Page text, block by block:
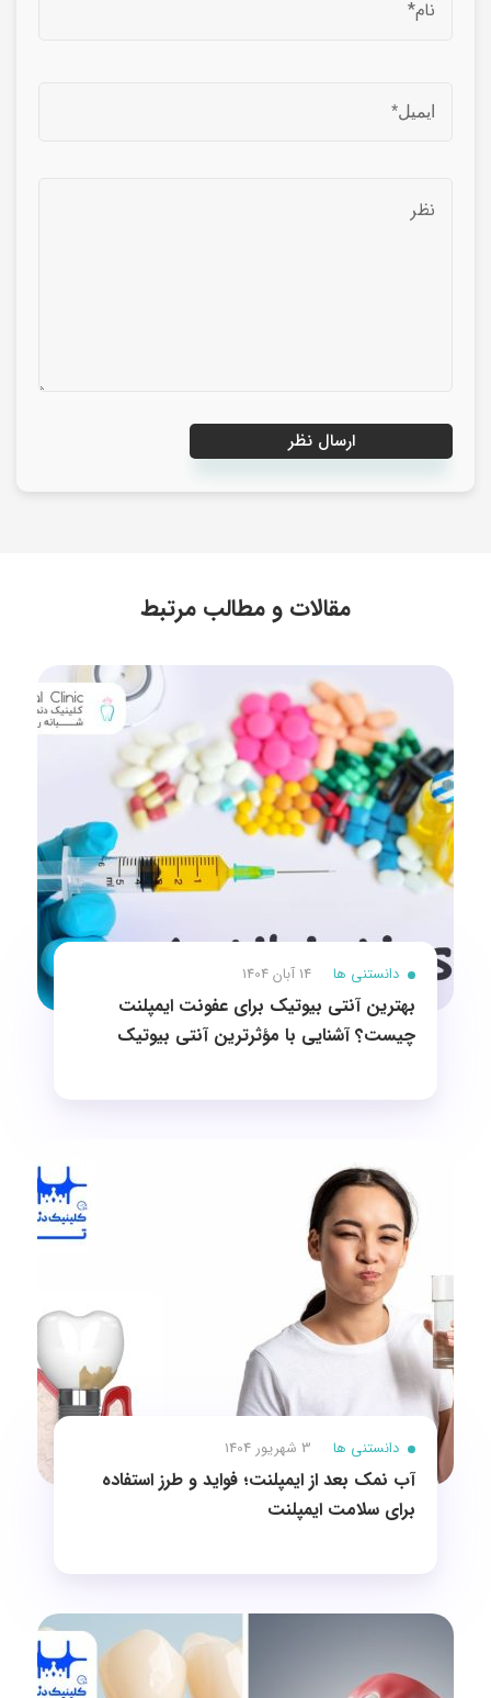
مقالات و مطالب مرتبط
دانستنی ها 14 آبان 1404
بهترین آنتی بیوتیک برای عفونت ایمپلنت
چیست؟ آشنایی با مؤثرترین آنتی بیوتیک
دانستنی ها 3 شهریور 1404
آب نمک بعد از ایمپلنت؛ فواید و طرز استفاده
برای سلامت ایمپلنت